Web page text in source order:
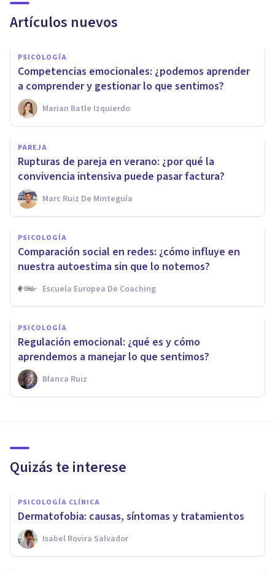
Artículos nuevos
PSICOLOGÍA
Competencias emocionales: ¿podemos aprender
a comprender y gestionar lo que sentimos?
Marian Batle Izquierdo
PAREJA
Rupturas de pareja en verano: ¿por qué la
convivencia intensiva puede pasar factura?
Marc Ruiz De Minteguía
PSICOLOGÍA
Comparación social en redes: ¿cómo influye en
nuestra autoestima sin que lo notemos?
Escuela Europea De Coaching
PSICOLOGÍA
Regulación emocional: ¿qué es y cómo
aprendemos a manejar lo que sentimos?
Blanca Ruiz
Quizás te interese
PSICOLOGÍA CLÍNICA
Dermatofobia: causas, síntomas y tratamientos
Isabel Rovira Salvador